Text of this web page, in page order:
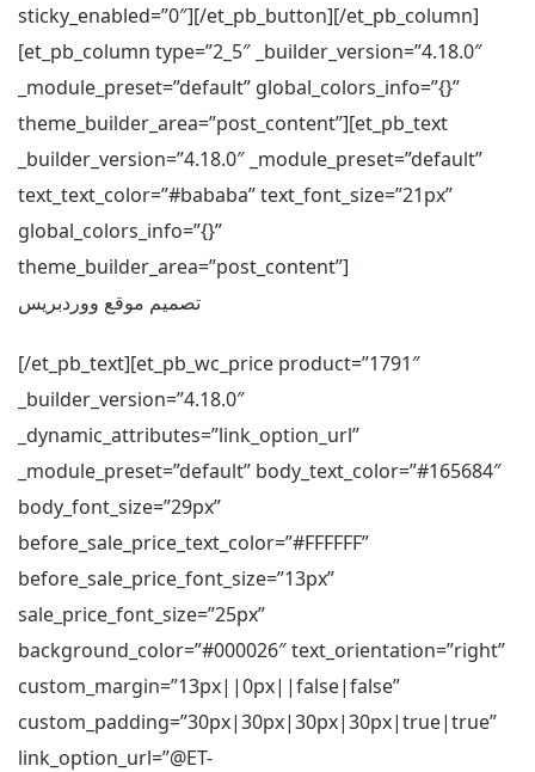
sticky_enabled=”0″][/et_pb_button][/et_pb_column]
[et_pb_column type=”2_5″ _builder_version=”4.18.0″
_module_preset=”default” global_colors_info=”{}”
theme_builder_area=”post_content”][et_pb_text
_builder_version=”4.18.0″ _module_preset=”default”
text_text_color=”#bababa” text_font_size=”21px”
global_colors_info=”{}”
theme_builder_area=”post_content”]
تصميم موقع ووردبريس
[/et_pb_text][et_pb_wc_price product=”1791″
_builder_version=”4.18.0″
_dynamic_attributes=”link_option_url”
_module_preset=”default” body_text_color=”#165684″
body_font_size=”29px”
before_sale_price_text_color=”#FFFFFF”
before_sale_price_font_size=”13px”
sale_price_font_size=”25px”
background_color=”#000026″ text_orientation=”right”
custom_margin=”13px||0px||false|false”
custom_padding=”30px|30px|30px|30px|true|true”
link_option_url=”@ET-